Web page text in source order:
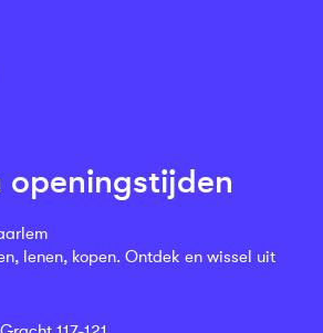
openingstijden
lenen, kopen. Ontdek en wissel uit